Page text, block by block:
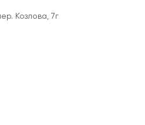
Козлова, 7г